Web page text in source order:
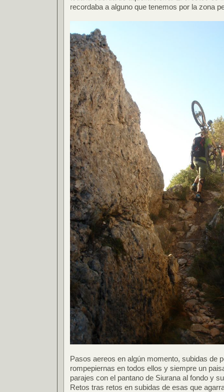
recordaba a alguno que tenemos por la zona
Pasos aereos en algún momento, subidas de
rompepiernas en todos ellos y siempre un
parajes con el pantano de Siurana al fondo y
Retos tras retos en subidas de esas que